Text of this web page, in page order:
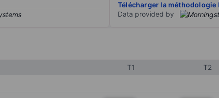
Télécharger la méthodologie
Data provided by
T1 T2
XXXXXXX XXXXXXX